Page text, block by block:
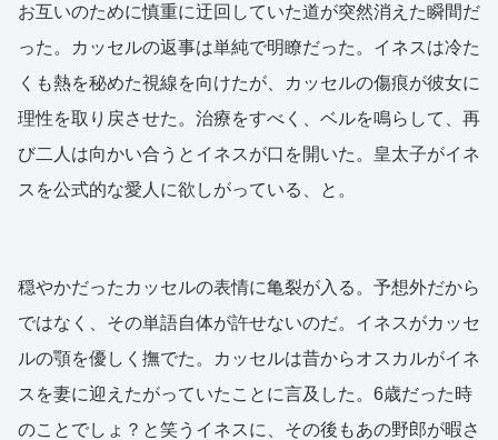
お互いのために慎重に迂回していた道が突然消えた瞬間だ
った。カッセルの返事は単純で明瞭だった。イネスは冷た
くも熱を秘めた視線を向けたが、カッセルの傷痕が彼女に
理性を取り戻させた。治療をすべく、ベルを鳴らして、再
び二人は向かい合うとイネスが口を開いた。皇太子がイネ
スを公式的な愛人に欲しがっている、と。
穏やかだったカッセルの表情に亀裂が入る。予想外だから
ではなく、その単語自体が許せないのだ。イネスがカッセ
ルの顎を優しく撫でた。カッセルは昔からオスカルがイネ
スを妻に迎えたがっていたことに言及した。6歳だった時
のことでしょ？と笑うイネスに、その後もあの野郎が暇さ